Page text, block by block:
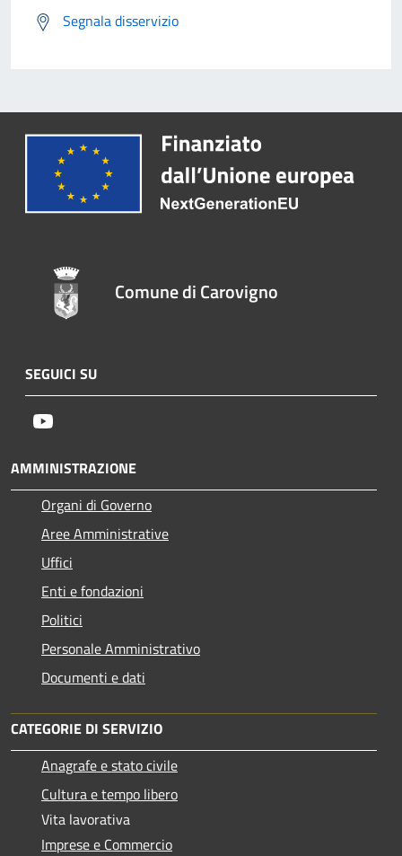
Segnala disservizio
Comune di Carovigno
SEGUICI SU
AMMINISTRAZIONE
Organi di Governo
Aree Amministrative
Uffici
Enti e fondazioni
Politici
Personale Amministrativo
Documenti e dati
CATEGORIE DI SERVIZIO
Anagrafe e stato civile
Cultura e tempo libero
Vita lavorativa
Imprese e Commercio